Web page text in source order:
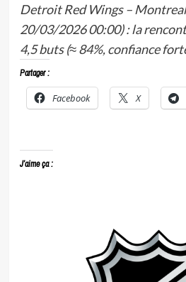
Detroit Red Wings –
20/03/2026 00:00) : la
4,5 buts (≈ 84%, confiance
Partager :
Facebook X
J’aime ça :